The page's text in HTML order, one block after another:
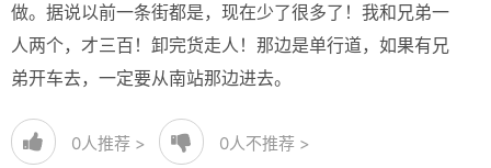
做。据说以前一条街都是，现在少了很多了！我和兄弟一
人两个，才三百！卸完货走人！那边是单行道，如果有兄
弟开车去，一定要从南站那边进去。
0人推荐 > 0人不推荐 >